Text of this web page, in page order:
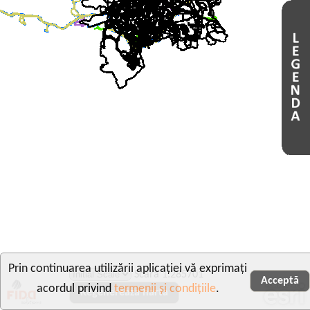
Prin continuarea utilizării aplicației vă exprimați
acordul privind termenii și condițiile.
Acceptă
Scara 1:285701
Regenereaza harta